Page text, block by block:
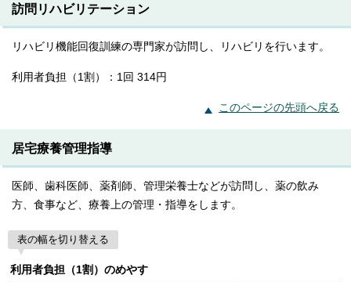
訪問リハビリテーション
リハビリ機能回復訓練の専門家が訪問し、リハビリを行います。
利用者負担（1割）：1回 314円
このページの先頭へ戻る
居宅療養管理指導
医師、歯科医師、薬剤師、管理栄養士などが訪問し、薬の飲み
方、食事など、療養上の管理・指導をします。
表の幅を切り替える
利用者負担（1割）のめやす